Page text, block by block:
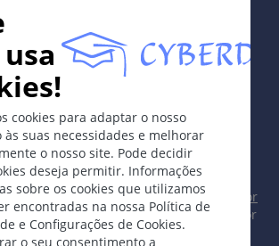
peles tipo I e II, ocupações
exposição ao UV (agricultores,
marinheiros e muitas mais).
áreas expostas ao sol, pápulas ou
irregulares, facilmente
lábio inferior, dorso das mãos.
cookies para adaptar o nosso
às suas necessidades e melhorar
o nosso site. Pode decidir
deseja permitir. Informações
sobre os cookies que utilizamos
encontradas na nossa Política de
e Configurações de Cookies.
o seu consentimento a
with Erasmus+ hEduLearnIt editorial
group
CYBERDERM Grupo Editorial -
Editor
Burg, M.D.- Conceito e Coordenação por
Vahid Djamei, Zurique